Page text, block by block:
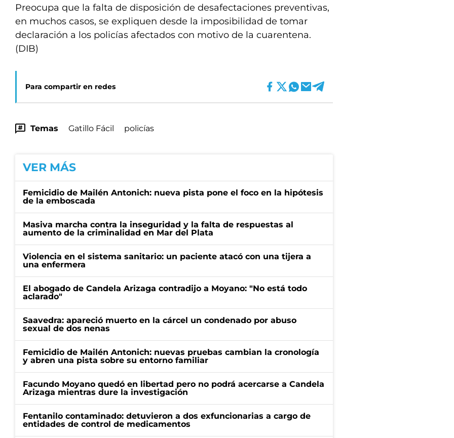
Preocupa que la falta de disposición de desafectaciones preventivas,
en muchos casos, se expliquen desde la imposibilidad de tomar
declaración a los policías afectados con motivo de la cuarentena.
(DIB)
Para compartir en redes
Temas Gatillo Fácil policías
VER MÁS
Femicidio de Mailén Antonich: nueva pista pone el foco en la hipótesis
de la emboscada
Masiva marcha contra la inseguridad y la falta de respuestas al
aumento de la criminalidad en Mar del Plata
Violencia en el sistema sanitario: un paciente atacó con una tijera a
una enfermera
El abogado de Candela Arizaga contradijo a Moyano: "No está todo
aclarado"
Saavedra: apareció muerto en la cárcel un condenado por abuso
sexual de dos nenas
Femicidio de Mailén Antonich: nuevas pruebas cambian la cronología
y abren una pista sobre su entorno familiar
Facundo Moyano quedó en libertad pero no podrá acercarse a Candela
Arizaga mientras dure la investigación
Fentanilo contaminado: detuvieron a dos exfuncionarias a cargo de
entidades de control de medicamentos